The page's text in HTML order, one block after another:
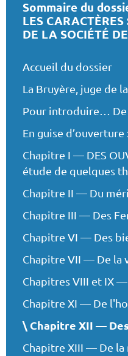
Sommaire du
LES
DE LA SOCIÉTÉ
Accueil du dossier
La Bruyère, juge de
Pour introduire… De
En guise d’ouverture
Chapitre I — DES
étude de quelques
Chapitre II — Du
Chapitre III — Des
Chapitre VI — Des
Chapitre VII — De la
Chapitres VIII et IX —
Chapitre XI — De
Chapitre XII —
Chapitre XIII — De la